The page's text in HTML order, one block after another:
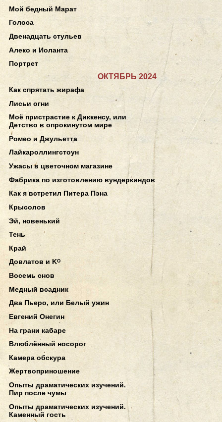
Мой бедный Марат
Голоса
Двенадцать стульев
Алеко и Иоланта
Портрет
ОКТЯБРЬ 2024
Как спрятать жирафа
Лисьи огни
Моё пристрастие к Диккенсу, или
Детство в опрокинутом мире
Ромео и Джульетта
Лайкароллингстоун
Ужасы в цветочном магазине
Фабрика по изготовлению вундеркиндов
Как я встретил Питера Пэна
Крысолов
Эй, новенький
Тень
Край
Довлатов и Kᴼ
Восемь снов
Медный всадник
Два Пьеро, или Белый ужин
Евгений Онегин
На грани кабаре
Влюблённый носорог
Камера обскура
Жертвоприношение
Опыты драматических изучений.
Пир после чумы
Опыты драматических изучений.
Каменный гость